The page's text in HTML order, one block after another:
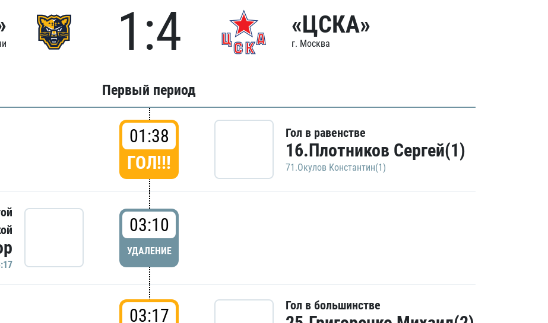
1:4 «ЦСКА»
г. Москва
Первый период
01:38
ГОЛ!!!
Гол в равенстве
16.Плотников Сергей(1)
71.Окулов Константин(1)
03:10
УДАЛЕНИЕ
03:17
Гол в большинстве